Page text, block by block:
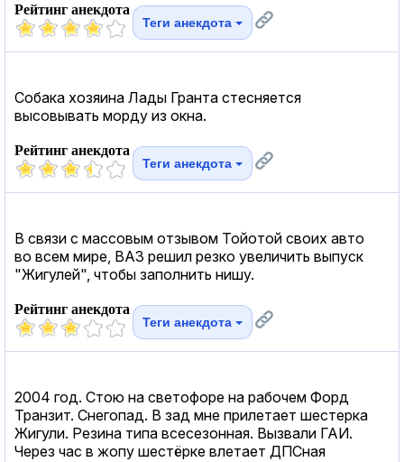
Рейтинг анекдота
Теги анекдота
Собака хозяина Лады Гранта стесняется
высовывать морду из окна.
Рейтинг анекдота
Теги анекдота
В связи с массовым отзывом Тойотой своих авто
во всем мире, ВАЗ решил резко увеличить выпуск
"Жигулей", чтобы заполнить нишу.
Рейтинг анекдота
Теги анекдота
2004 год. Стою на светофоре на рабочем Форд
Транзит. Снегопад. В зад мне прилетает шестерка
Жигули. Резина типа всесезонная. Вызвали ГАИ.
Через час в жопу шестёрке влетает ДПСная